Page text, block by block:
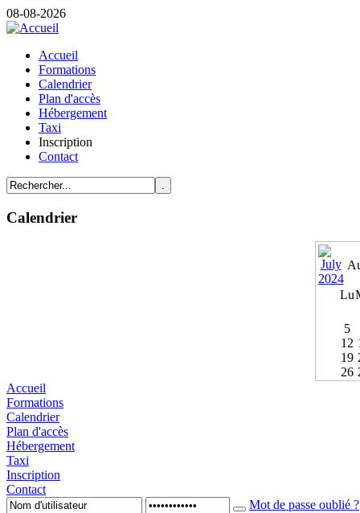
08-08-2026
Accueil
Formations
Calendrier
Plan d'accès
Hébergement
Taxi
Inscription
Contact
Calendrier
Lu
5
12
19
26
Accueil
Formations
Calendrier
Plan d'accès
Hébergement
Taxi
Inscription
Contact
Mot de passe oublié ?